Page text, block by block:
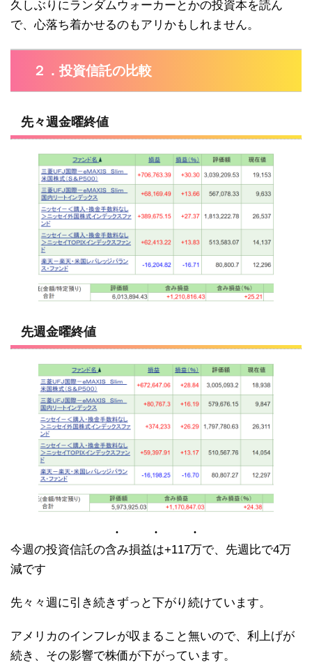
久しぶりにランダムウォーカーとかの投資本を読ん
で、心落ち着かせるのもアリかもしれません。
２．投資信託の比較
先々週金曜終値
先週金曜終値
今週の投資信託の含み損益は+117万で、先週比で4万
減です
先々々週に引き続きずっと下がり続けています。
アメリカのインフレが収まること無いので、利上げが
続き、その影響で株価が下がっています。